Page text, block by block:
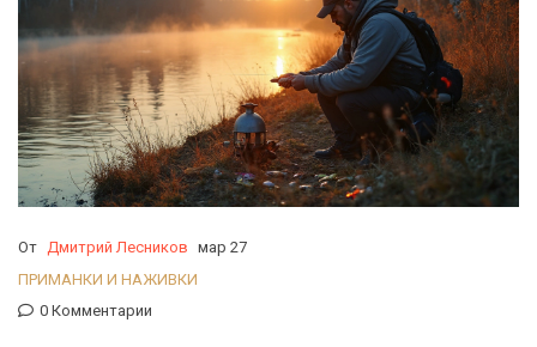
От Дмитрий Лесников мар 27
ПРИМАНКИ И НАЖИВКИ
0 Комментарии